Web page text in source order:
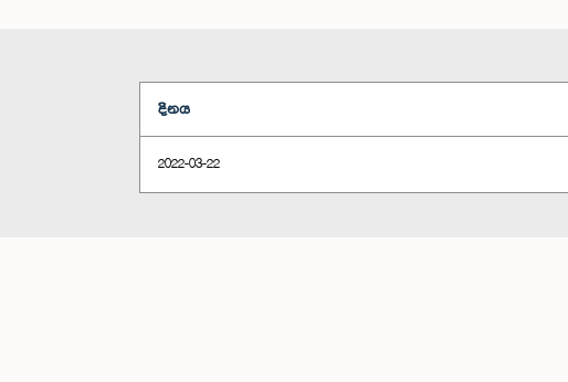
දිනය
2022-03-22